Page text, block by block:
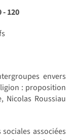
- 120
envers
: proposition
Nicolas Roussiau
associées